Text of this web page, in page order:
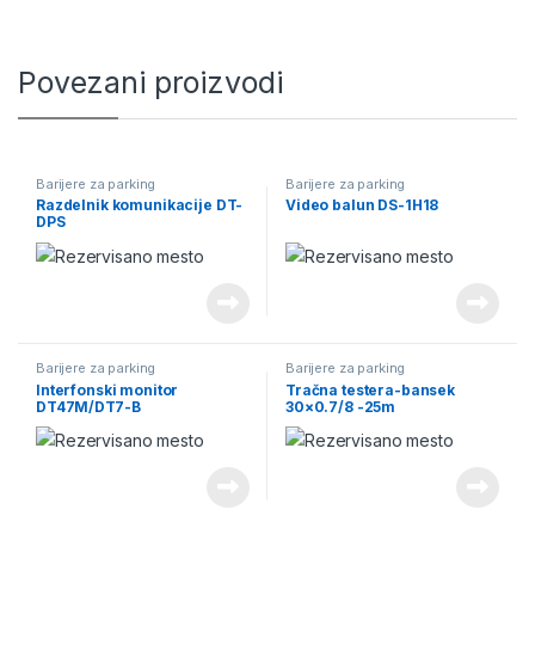
Povezani proizvodi
Barijere za parking
Razdelnik komunikacije DT-
DPS
Barijere za parking
Video balun DS-1H18
Barijere za parking
Interfonski monitor
DT47M/DT7-B
Barijere za parking
Tračna testera-bansek
30×0.7/8 -25m